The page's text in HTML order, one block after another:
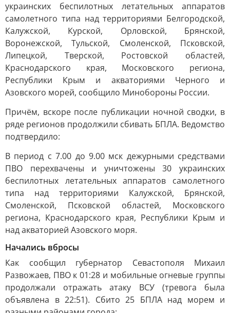
украинских беспилотных летательных аппаратов
самолетного типа над территориями Белгородской,
Калужской, Курской, Орловской, Брянской,
Воронежской, Тульской, Смоленской, Псковской,
Липецкой, Тверской, Ростовской областей,
Краснодарского края, Московского региона,
Республики Крым и акваториями Черного и
Азовского морей, сообщило Минобороны России.
Причём, вскоре после публикации ночной сводки, в
ряде регионов продолжили сбивать БПЛА. Ведомство
подтвердило:
В период с 7.00 до 9.00 мск дежурными средствами
ПВО перехвачены и уничтожены 30 украинских
беспилотных летательных аппаратов самолетного
типа над территориями Калужской, Брянской,
Смоленской, Псковской областей, Московского
региона, Краснодарского края, Республики Крым и
над акваторией Азовского моря.
Начались вбросы
Как сообщил губернатор Севастополя Михаил
Развожаев, ПВО к 01:28 и мобильные огневые группы
продолжали отражать атаку ВСУ (тревога была
объявлена в 22:51). Сбито 25 БПЛА над морем и